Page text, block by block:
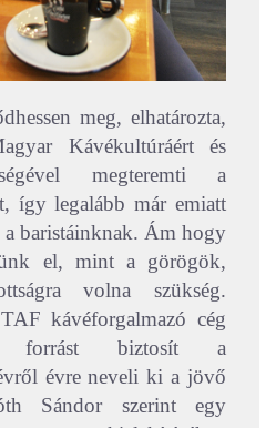
meg, elhatározta,
Kávékultúráért és
megteremti a
így legalább már emiatt
baristáinknak. Ám hogy
el, mint a görögök,
volna szükség.
kávéforgalmazó cég
forrást biztosít a
évre neveli ki a jövő
Sándor szerint egy